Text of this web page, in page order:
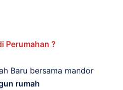
Perumahan ?
Baru bersama mandor
rumah